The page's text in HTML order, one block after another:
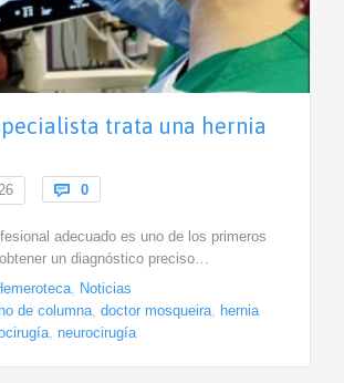
trata una hernia
 0Comments
adecuado es uno de los primeros
un diagnóstico preciso…
, Noticias
de columna, doctor mosqueira, hernia
, neurocirugía